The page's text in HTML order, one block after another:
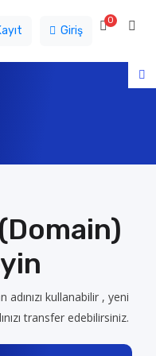
Giriş
0Sepet
(Domain)
kullanabilir , yeni
transfer edebilirsiniz.